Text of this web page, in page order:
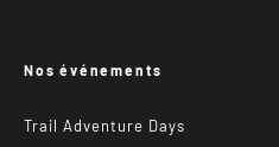
Nos événements
Trail Adventure Days